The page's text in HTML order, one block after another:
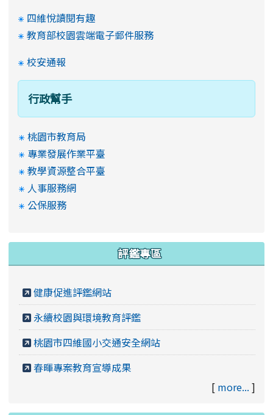
四維悅讀閱有趣
教育部校園雲端電子郵件服務
校安通報
行政幫手
桃園市教育局
專業發展作業平臺
教學資源整合平臺
人事服務網
公保服務
評鑑專區
健康促進評鑑網站
永續校園與環境教育評鑑
桃園市四維國小交通安全網站
春暉專案教育宣導成果
[ more... ]